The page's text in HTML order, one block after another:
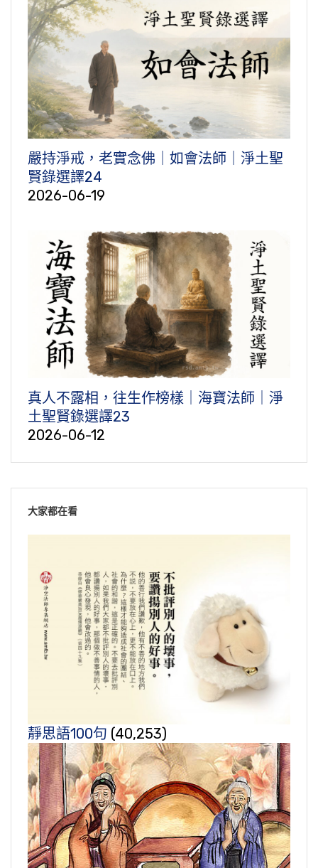
嚴持淨戒，老實念佛｜如會法師｜淨土聖
賢錄選譯24
2026-06-19
真人不露相，往生作榜樣｜海寶法師｜淨
土聖賢錄選譯23
2026-06-12
大家都在看
靜思語100句 (40,253)